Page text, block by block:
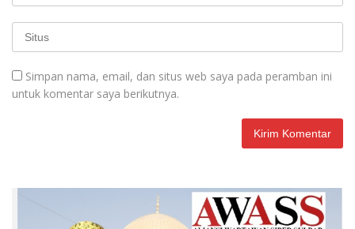
Simpan nama, email, dan situs web saya pada peramban ini
untuk komentar saya berikutnya.